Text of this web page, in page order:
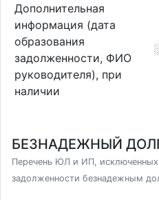
Дополнительная
информация (дата
образования
задолженности, ФИО
руководителя), при
наличии
БЕЗНАДЕЖНЫЙ
Перечень ЮЛ и ИП, исключенных
задолженности безнадежным